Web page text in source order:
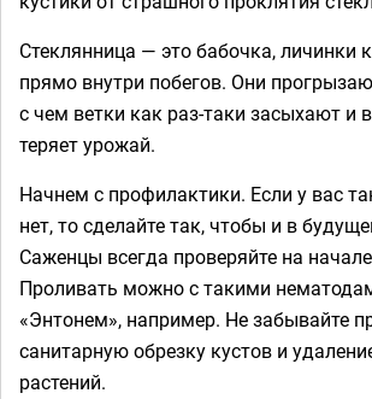
Стеклянница — это бабочка, личинки
прямо внутри побегов. Они
с чем ветки как раз-таки засыхают и
теряет урожай.
Начнем с профилактики. Если у вас
нет, то сделайте так, чтобы и в
Саженцы всегда проверяйте на
Проливать можно с такими
«Энтонем», например. Не забывайте
санитарную обрезку кустов и
растений.